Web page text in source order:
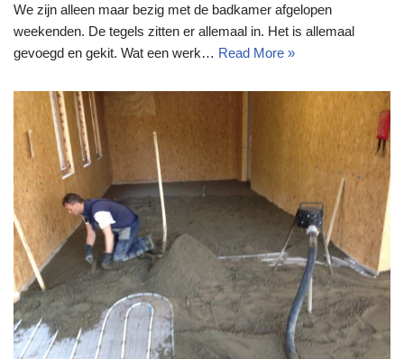
We zijn alleen maar bezig met de badkamer afgelopen
weekenden. De tegels zitten er allemaal in. Het is allemaal
gevoegd en gekit. Wat een werk… Read More »